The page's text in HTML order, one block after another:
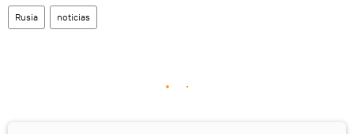
Rusia noticias